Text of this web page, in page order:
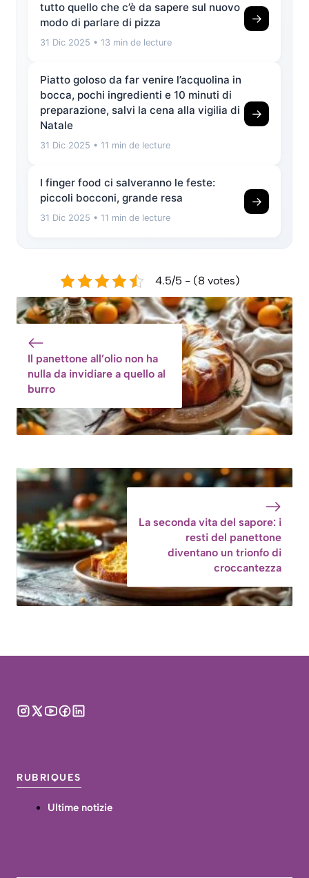
tutto quello che c’è da sapere sul nuovo
modo di parlare di pizza
31 Dic 2025 • 13 min de lecture
→
Piatto goloso da far venire l’acquolina in
bocca, pochi ingredienti e 10 minuti di
preparazione, salvi la cena alla vigilia di
Natale
31 Dic 2025 • 11 min de lecture
→
I finger food ci salveranno le feste:
piccoli bocconi, grande resa
31 Dic 2025 • 11 min de lecture
→
4.5/5 - (8 votes)
Il panettone all’olio non ha
nulla da invidiare a quello al
burro
La seconda vita del sapore: i
resti del panettone
diventano un trionfo di
croccantezza
RUBRIQUES
Ultime notizie